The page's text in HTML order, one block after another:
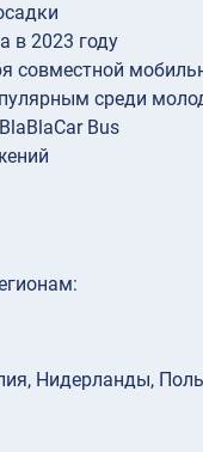
в 2023 году
совместной
среди
Bus
Нидерланды,